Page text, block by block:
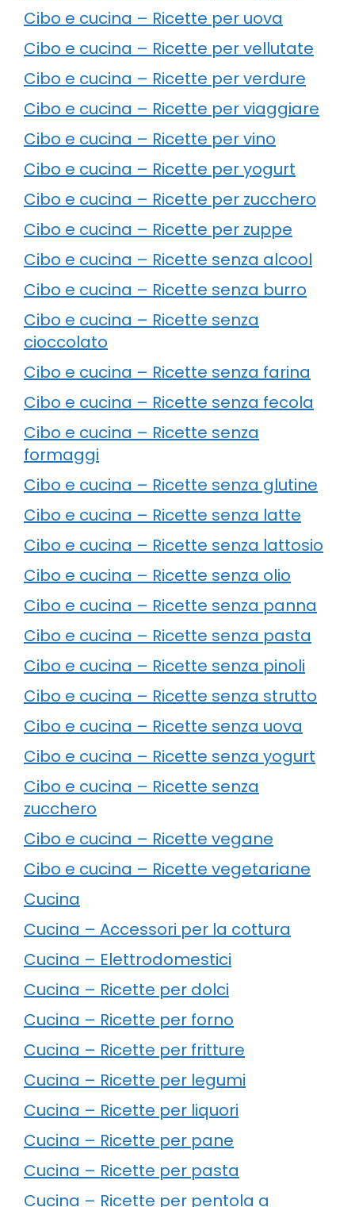
Cibo e cucina – Ricette per uova
Cibo e cucina – Ricette per vellutate
Cibo e cucina – Ricette per verdure
Cibo e cucina – Ricette per viaggiare
Cibo e cucina – Ricette per vino
Cibo e cucina – Ricette per yogurt
Cibo e cucina – Ricette per zucchero
Cibo e cucina – Ricette per zuppe
Cibo e cucina – Ricette senza alcool
Cibo e cucina – Ricette senza burro
Cibo e cucina – Ricette senza
cioccolato
Cibo e cucina – Ricette senza farina
Cibo e cucina – Ricette senza fecola
Cibo e cucina – Ricette senza
formaggi
Cibo e cucina – Ricette senza glutine
Cibo e cucina – Ricette senza latte
Cibo e cucina – Ricette senza lattosio
Cibo e cucina – Ricette senza olio
Cibo e cucina – Ricette senza panna
Cibo e cucina – Ricette senza pasta
Cibo e cucina – Ricette senza pinoli
Cibo e cucina – Ricette senza strutto
Cibo e cucina – Ricette senza uova
Cibo e cucina – Ricette senza yogurt
Cibo e cucina – Ricette senza
zucchero
Cibo e cucina – Ricette vegane
Cibo e cucina – Ricette vegetariane
Cucina
Cucina – Accessori per la cottura
Cucina – Elettrodomestici
Cucina – Ricette per dolci
Cucina – Ricette per forno
Cucina – Ricette per fritture
Cucina – Ricette per legumi
Cucina – Ricette per liquori
Cucina – Ricette per pane
Cucina – Ricette per pasta
Cucina – Ricette per pentola a